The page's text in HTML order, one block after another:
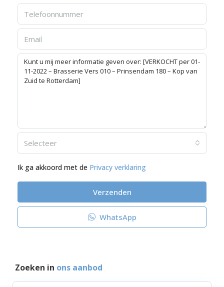
Selecteer
Ik ga akkoord met de Privacy verklaring
Verzenden
WhatsApp
Zoeken in ons aanbod